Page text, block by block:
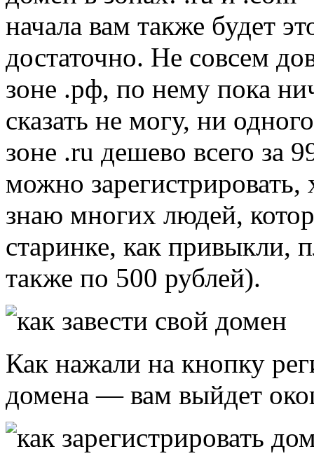
начала вам также будет
достаточно. Не совсем
зоне .рф, по нему пока
сказать не могу, ни
зоне .ru дешево всего за
можно зарегистрировать,
знаю многих людей,
старинке, как привыкли,
также по 500 рублей).
Как нажали на кнопку
домена — вам выйдет